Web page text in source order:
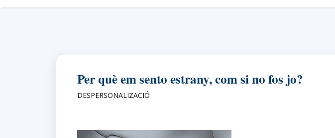
Per què em sento estrany, com si no fos jo?
DESPERSONALIZACIÓ